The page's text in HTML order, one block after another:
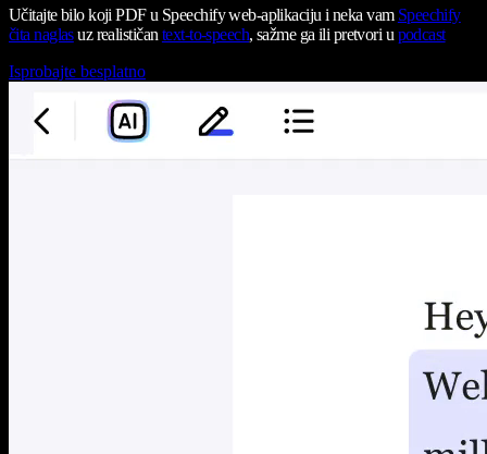
Učitajte bilo koji PDF u Speechify web-aplikaciju i neka vam Speechify
čita naglasuz realističan text-to-speech, sažme ga ili pretvori u podcast
Isprobajte besplatno